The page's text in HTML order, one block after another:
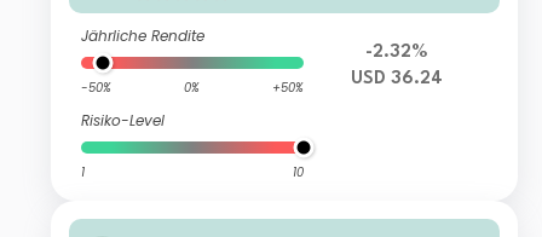
Jährliche Rendite
-50% 0% +50%
Risiko-Level
1 10
-2.32%
USD 36.24